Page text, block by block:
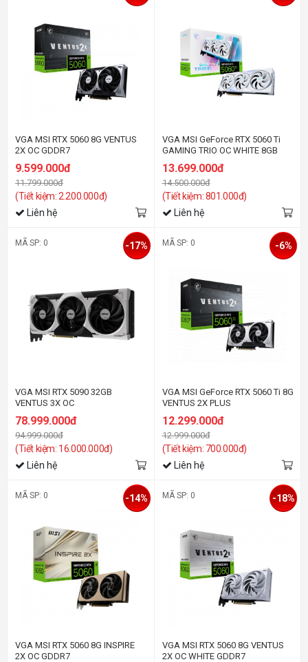
VGA MSI RTX 5060 8G VENTUS
2X OC GDDR7
9.599.000đ
11.799.000đ
(Tiết kiệm: 2.200.000đ)
Liên hệ
VGA MSI GeForce RTX 5060 Ti
GAMING TRIO OC WHITE 8GB
13.699.000đ
14.500.000đ
(Tiết kiệm: 801.000đ)
Liên hệ
MÃ SP: 0
VGA MSI RTX 5090 32GB
VENTUS 3X OC
78.999.000đ
94.999.000đ
(Tiết kiệm: 16.000.000đ)
-17%
Liên hệ
MÃ SP: 0
VGA MSI GeForce RTX 5060 Ti 8G
VENTUS 2X PLUS
12.299.000đ
12.999.000đ
(Tiết kiệm: 700.000đ)
-6%
Liên hệ
MÃ SP: 0
VGA MSI RTX 5060 8G INSPIRE
2X OC GDDR7
-14% MÃ SP: 0
VGA MSI RTX 5060 8G VENTUS
2X OC WHITE GDDR7
-18%